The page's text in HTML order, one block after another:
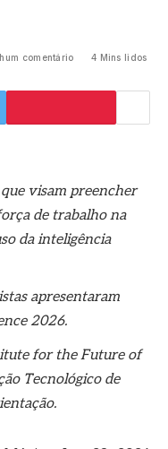
comentário 4 Mins lidos
visam preencher
de trabalho na
da inteligência
apresentaram
2026.
for the Future of
Tecnológico de